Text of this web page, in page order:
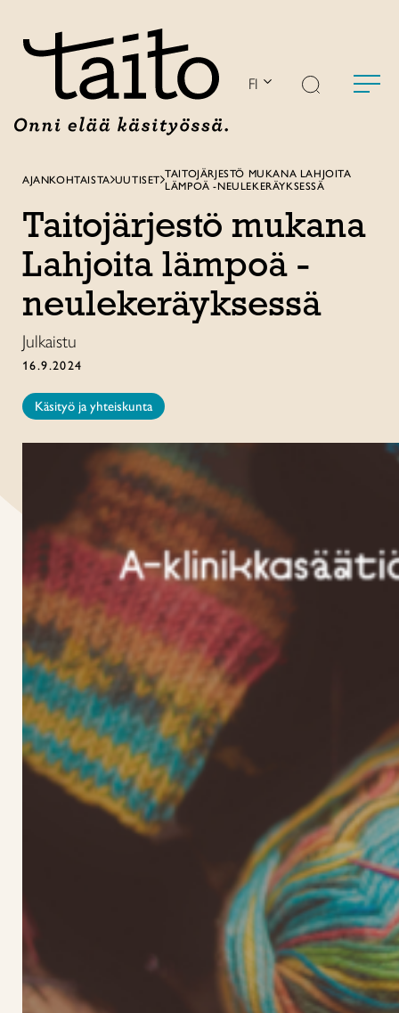
FI
AJANKOHTAISTA UUTISET TAITOJÄRJESTÖ MUKANA LAHJOITA
LÄMPOÄ -NEULEKERÄYKSESSÄ
Taitojärjestö mukana
Lahjoita lämpoä -
neulekeräyksessä
Julkaistu
16.9.2024
Käsityö ja yhteiskunta